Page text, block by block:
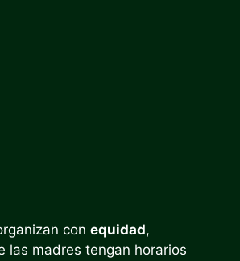
con equidad,
las madres tengan horarios